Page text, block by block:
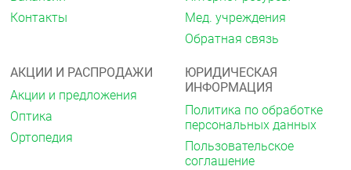
Контакты
Мед. учреждения
Обратная связь
АКЦИИ И РАСПРОДАЖИ
Акции и предложения
Оптика
Ортопедия
ЮРИДИЧЕСКАЯ
ИНФОРМАЦИЯ
Политика по обработке
персональных данных
Пользовательское
соглашение